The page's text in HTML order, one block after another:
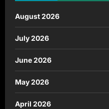
August 2026
July 2026
June 2026
May 2026
April 2026